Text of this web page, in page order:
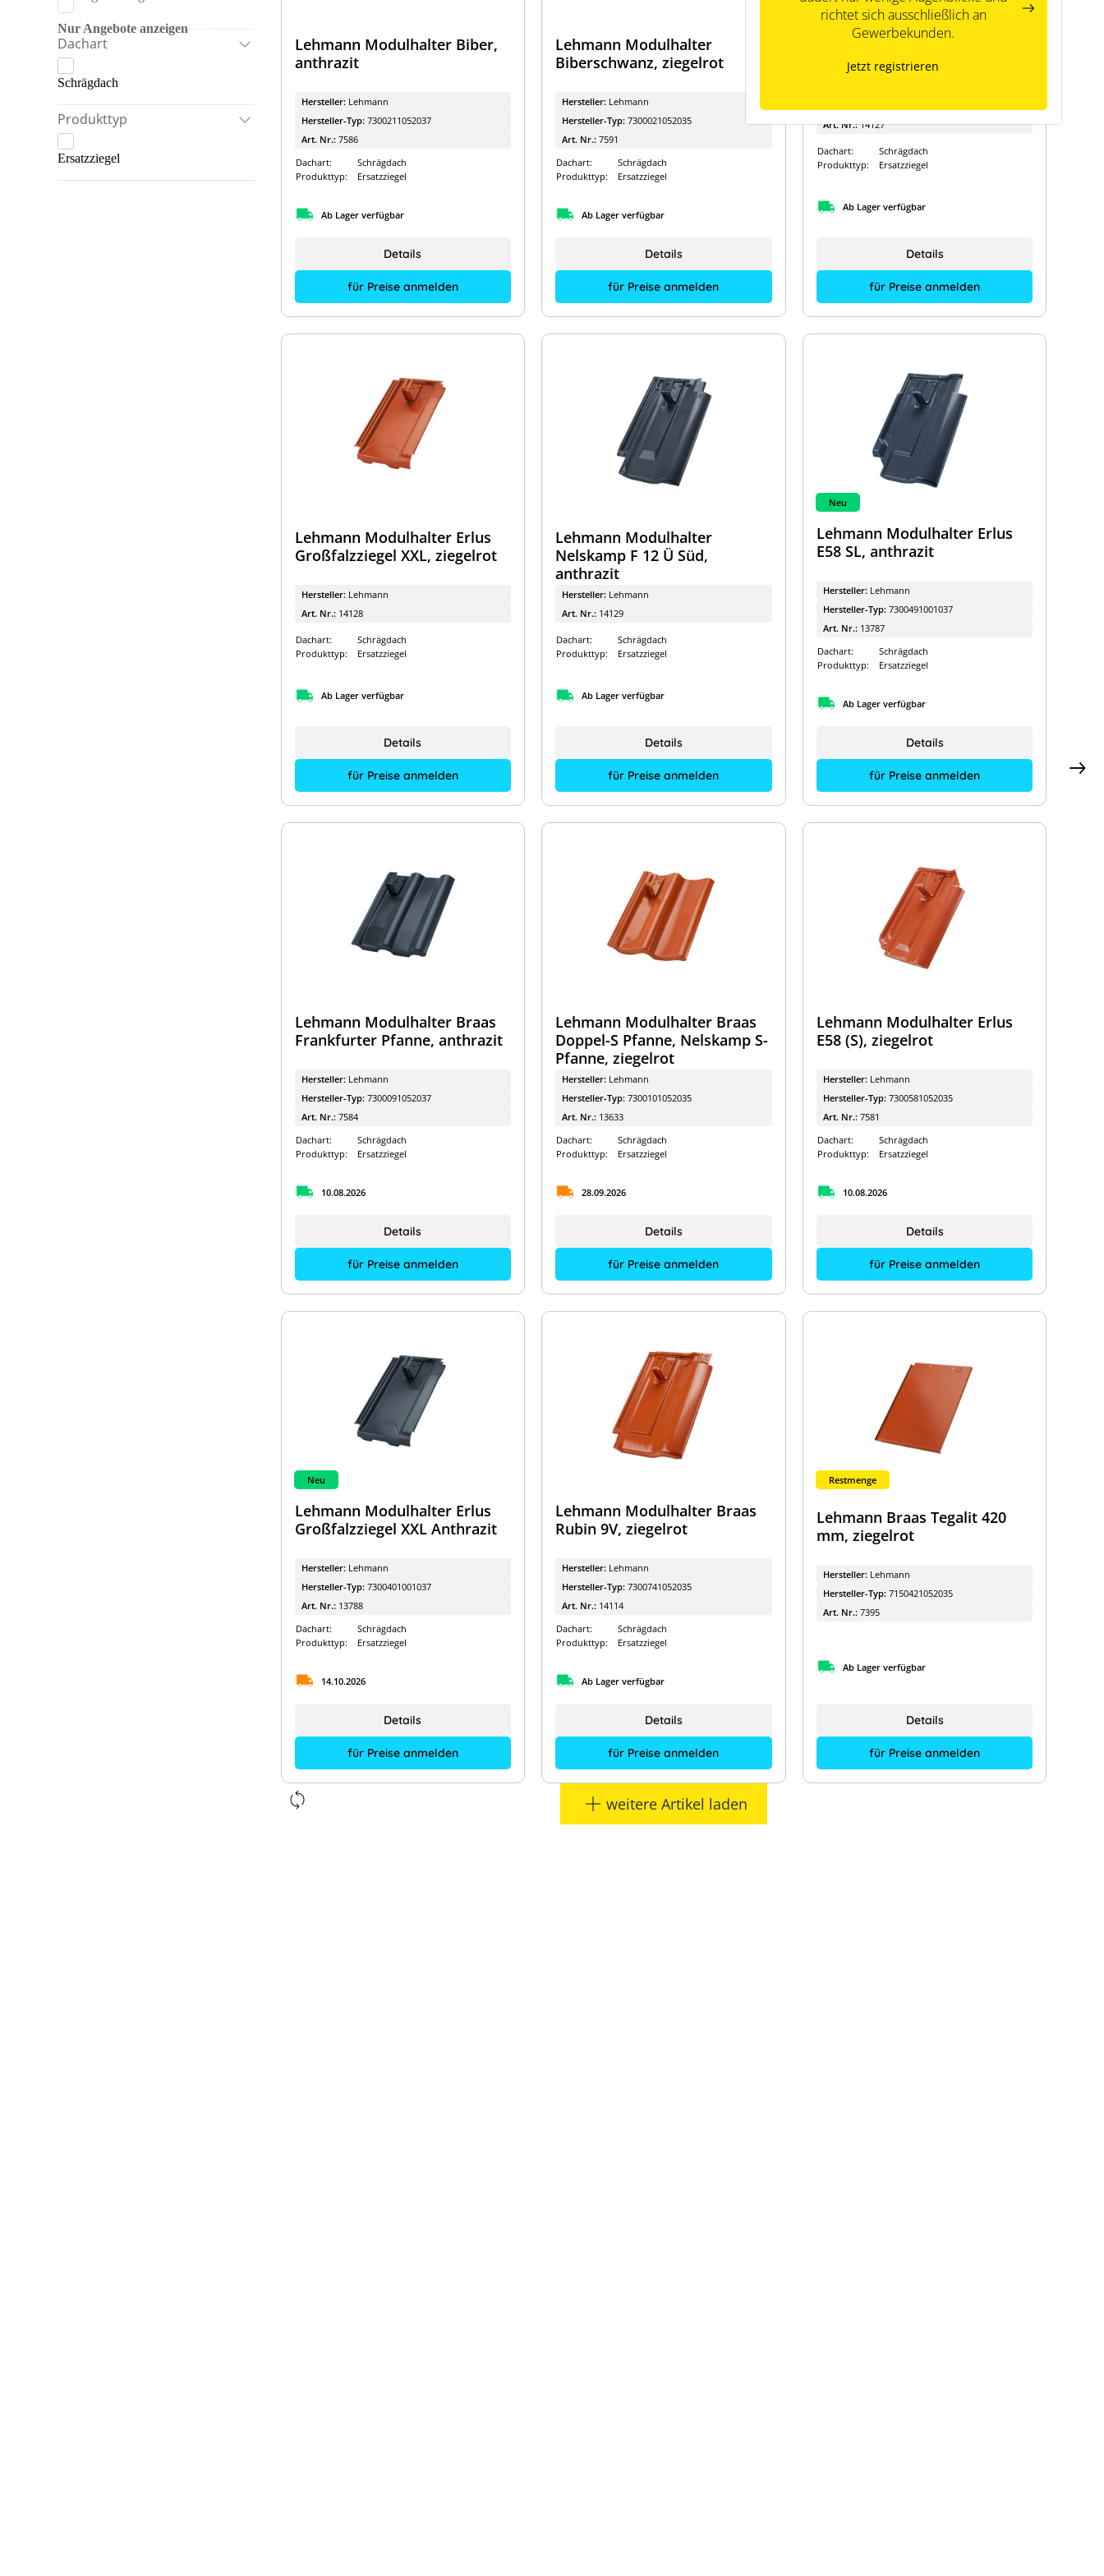
richtet sich ausschließlich an
Gewerbekunden.
Jetzt registrieren
Marzari
Schletter
Nur Angebote anzeigen
Dachart
Schrägdach
Produkttyp
Ersatzziegel
Lehmann Modulhalter Biber,
anthrazit
Hersteller: Lehmann
Hersteller-Typ: 7300211052037
Art. Nr.: 7586
Dachart:
Schrägdach
Produkttyp:
Ersatzziegel
Ab Lager verfügbar
für Preise anmelden
Details
Lehmann Modulhalter
Biberschwanz, ziegelrot
Hersteller: Lehmann
Hersteller-Typ:7300021052035
Art. Nr.:7591
Dachart:
Schrägdach
Produkttyp:
Ersatzziegel
Ab Lager verfügbar
für Preise anmelden
Details
Falzziegel -A- , ziegelrot
Art. Nr.:14127
Dachart:
Schrägdach
Produkttyp:
Ersatzziegel
Ab Lager verfügbar
für Preise anmelden
Details
Lehmann Modulhalter Erlus
Großfalzziegel XXL, ziegelrot
Hersteller: Lehmann
Art. Nr.: 14128
Dachart:
Schrägdach
Produkttyp:
Ersatzziegel
Ab Lager verfügbar
für Preise anmelden
Details
Lehmann Modulhalter
Nelskamp F 12 Ü Süd,
anthrazit
Hersteller: Lehmann
Art. Nr.: 14129
Dachart:
Schrägdach
Produkttyp:
Ersatzziegel
Ab Lager verfügbar
für Preise anmelden
Details
Neu
Lehmann Modulhalter Erlus
E58 SL, anthrazit
Hersteller: Lehmann
Hersteller-Typ: 7300491001037
Art. Nr.: 13787
Dachart:
Schrägdach
Produkttyp:
Ersatzziegel
Ab Lager verfügbar
für Preise anmelden
Details
Lehmann Modulhalter Braas
Frankfurter Pfanne, anthrazit
Hersteller: Lehmann
Hersteller-Typ: 7300091052037
Art. Nr.: 7584
Dachart:
Schrägdach
Produkttyp:
Ersatzziegel
10.08.2026
für Preise anmelden
Details
Lehmann Modulhalter Braas
Doppel-S Pfanne, Nelskamp S-
Pfanne, ziegelrot
Hersteller: Lehmann
Hersteller-Typ:7300101052035
Art. Nr.: 13633
Dachart:
Schrägdach
Produkttyp:
Ersatzziegel
28.09.2026
für Preise anmelden
Details
Lehmann Modulhalter Erlus
E58 (S), ziegelrot
Hersteller: Lehmann
Hersteller-Typ: 7300581052035
Art. Nr.: 7581
Dachart:
Schrägdach
Produkttyp:
Ersatzziegel
10.08.2026
für Preise anmelden
Details
Neu
Lehmann Modulhalter Erlus
Großfalzziegel XXL Anthrazit
Hersteller: Lehmann
Hersteller-Typ: 7300401001037
Art. Nr.: 13788
Dachart:
Schrägdach
Produkttyp:
Ersatzziegel
14.10.2026
für Preise anmelden
Details
Lehmann Modulhalter Braas
Rubin 9V, ziegelrot
Hersteller: Lehmann
Hersteller-Typ:7300741052035
Art. Nr.: 14114
Dachart:
Schrägdach
Produkttyp:
Ersatzziegel
Ab Lager verfügbar
für Preise anmelden
Details
Restmenge
Lehmann Braas Tegalit 420
mm, ziegelrot
Hersteller: Lehmann
Hersteller-Typ: 7150421052035
Art. Nr.: 7395
Ab Lager verfügbar
für Preise anmelden
Details
weitere Artikel laden